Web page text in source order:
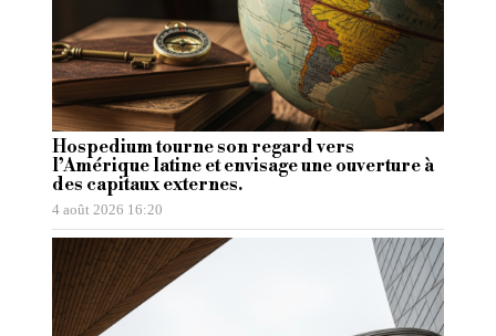
Hospedium tourne son regard vers
l’Amérique latine et envisage une ouverture à
des capitaux externes.
4 août 2026 16:20